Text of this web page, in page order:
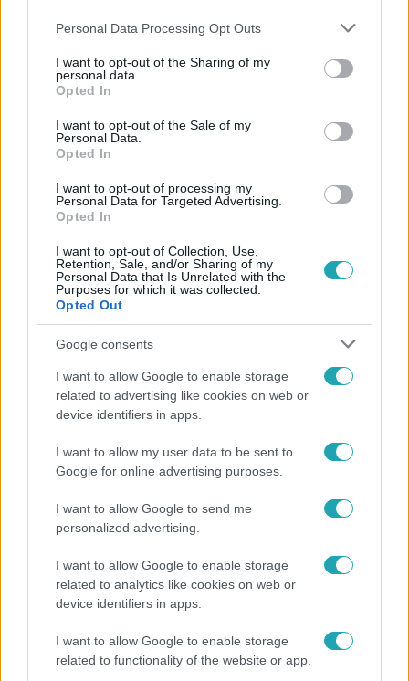
Please note that this website/app uses one or more Google
not limited to your visit or usage behaviour. You may click to
grant or deny consent to Google and its third-party tags to
use your data for below specified purposes in below Google
consent section.
Personal Data Processing Opt Outs
I want to opt-out of the Sharing of my
personal data.
Opted In
I want to opt-out of the Sale of my
Personal Data.
Opted In
I want to opt-out of processing my
Personal Data for Targeted Advertising.
Opted In
I want to opt-out of Collection, Use,
Retention, Sale, and/or Sharing of my
Personal Data that Is Unrelated with the
Purposes for which it was collected.
Opted Out
Google consents
I want to allow Google to enable storage
related to advertising like cookies on web or
device identifiers in apps.
I want to allow my user data to be sent to
Google for online advertising purposes.
I want to allow Google to send me
personalized advertising.
I want to allow Google to enable storage
related to analytics like cookies on web or
device identifiers in apps.
I want to allow Google to enable storage
related to functionality of the website or app.
2023. július 26. 5:59
Brutális összegért kelt el Tupac gyűrűje
ékszeréért.
Külföld
2022. november 11. 18:16
Évtizedek után kegyelemmel szabadulhat a
börtönből Tupac Shakur nevelőapja
mint fél éve lehet hátra az életből, a hatóságok szerint
már nem áll fenn a veszélye annak, hogy bűncselekményt
kövessen el.